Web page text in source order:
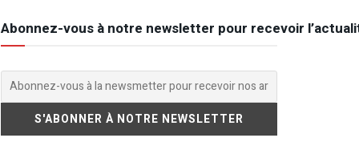
Abonnez-vous à notre newsletter pour recevoir